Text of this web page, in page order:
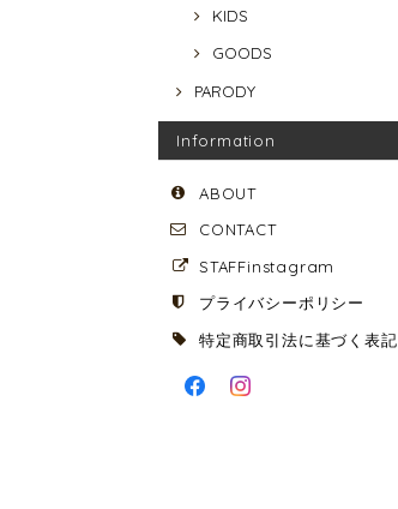
KIDS
GOODS
PARODY
Information
ABOUT
CONTACT
STAFFinstagram
プライバシーポリシー
特定商取引法に基づく表記